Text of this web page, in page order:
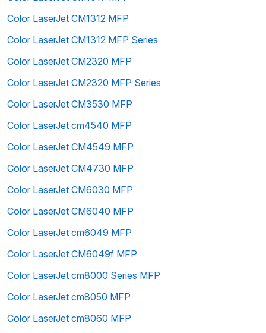
Color LaserJet CM1312 MFP
Color LaserJet CM1312 MFP Series
Color LaserJet CM2320 MFP
Color LaserJet CM2320 MFP Series
Color LaserJet CM3530 MFP
Color LaserJet cm4540 MFP
Color LaserJet CM4549 MFP
Color LaserJet CM4730 MFP
Color LaserJet CM6030 MFP
Color LaserJet CM6040 MFP
Color LaserJet cm6049 MFP
Color LaserJet CM6049f MFP
Color LaserJet cm8000 Series MFP
Color LaserJet cm8050 MFP
Color LaserJet cm8060 MFP